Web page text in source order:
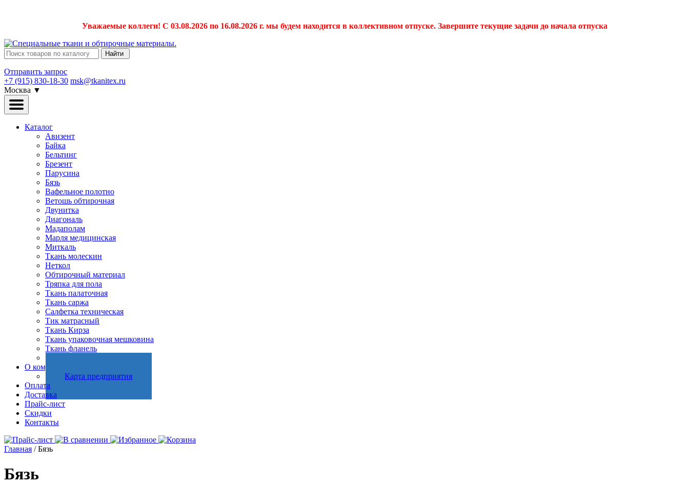
Уважаемые коллеги! С 03.08.2026 по 16.08.2026 г. мы будем находится в коллективном отпуске. Завершите текущие задачи до начала отпуска
Найти
Отправить запрос
+7 (915) 830-18-30 msk@tkanitex.ru
Москва ▼
Каталог
Авизент
Байка
Бельтинг
Брезент
Парусина
Бязь
Вафельное полотно
Ветошь обтирочная
Двунитка
Диагональ
Мадаполам
Марля медицинская
Миткаль
Ткань молескин
Неткол
Обтирочный материал
Тряпка для пола
Ткань палаточная
Ткань саржа
Салфетка техническая
Тик матрасный
Ткань Кирза
Ткань упаковочная мешковина
Ткань фланель
О компании
Карта предприятия
Оплата
Доставка
Прайс-лист
Скидки
Контакты
Главная / Бязь
Бязь